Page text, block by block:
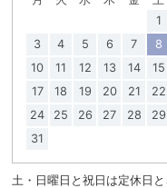
1
3
4 5 6 7 8
10
11 12 13 14 15
17
18 19 20 21 22
24
25 26 27 28 29
31
土・日曜日と祝日は定休日